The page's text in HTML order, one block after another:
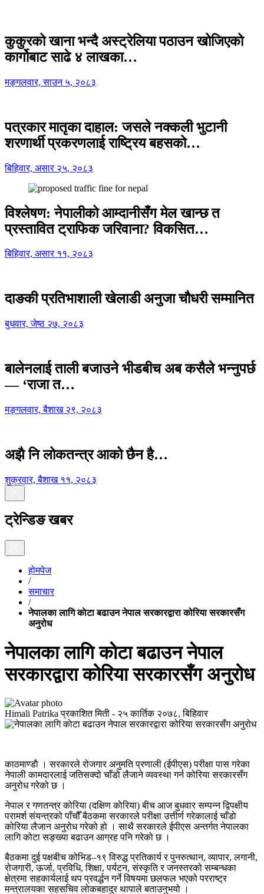
कुकुरको खाना भन्दै अस्ट्रेलिया पठाउन खोजिएको
कार्गोबाट साढे ४ लाखका…
मङ्गलवार, साउन ५, २०८३
पत्रकार मातृका दाहाल: जसले नक्कली भुटानी
शरणार्थी प्रकरणलाई राष्ट्रिय बहसको…
बिहिवार, असार २५, २०८३
विश्लेषण: नेपालीको आम्दानीसँग मेल खान्छ त
प्रस्तावित ट्राफिक जरिवाना? विकसित…
बिहिवार, असार ११, २०८३
दाङकी प्रतिभाशाली खेलाडी अनुजा चौधरी सम्मानित
बुधवार, जेष्ठ २७, २०८३
बालेनलाई ताली बजाउने भीडबीच अब कसैले भन्नुपर्छ
— ‘राजा त…
मङ्गलवार, बैशाख २९, २०८३
अझै नि लोकतन्त्र आको छैन है…
शुक्रवार, बैशाख ११, २०८३
ट्रेन्डिङ खबर
होमपेज
/
समाचार
/
नेपालका लागि काेटा बढाउन नेपाल सरकारद्वारा कोरिया सरकारसँग
अनुरोध
नेपालका लागि काेटा बढाउन नेपाल
सरकारद्वारा कोरिया सरकारसँग अनुरोध
Himali Patrika प्रकाशित मिती - २५ कार्तिक २०७८, बिहिवार
काठमाण्डाै । सरकारले रोजगार अनुमति प्रणाली (ईपीएस) परीक्षा पास गरेका
नेपाली कामदारलाई जतिसक्दो चाँडो लैजाने व्यवस्था गर्न कोरिया सरकारसँग
अनुरोध गरेको छ ।
नेपाल र गणतन्त्र कोरिया (दक्षिण काेरिया) बीच आज बुधवार सम्पन्न द्विपक्षीय
परामर्श संयन्त्रको पाँचौँ बैठकमा सरकारले परीक्षा उत्तीर्ण गरेकालाई चाँडाे
कोरिया लैजान अनुरोध गरेको हो । साथै सरकारले ईपीएस अन्तर्गत नेपालका
लागि कोटा सङ्ख्या बढाउन आग्रह पनि गरेको छ ।
बैठकमा दुई पक्षबीच कोभिड–१९ विरुद्ध प्रतिकार्य र पुनरुत्थान, व्यापार, लगानी,
रोजगारी, ऊर्जा, प्रविधि, शिक्षा, पर्यटन, संस्कृति र जनस्तरको सम्बन्धका
क्षेत्रमा सहकार्यलाई थप प्रवर्द्धन गर्ने विषयमा छलफल भएको परराष्ट्र
मन्त्रालयका सहसचिव लोकबहादुर थापाले बताउनुभयो ।